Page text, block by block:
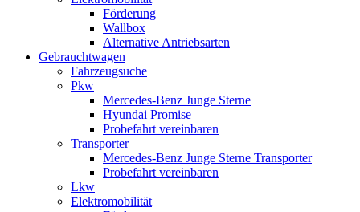
Förderung
Wallbox
Alternative Antriebsarten
Gebrauchtwagen
Fahrzeugsuche
Pkw
Mercedes-Benz Junge Sterne
Hyundai Promise
Probefahrt vereinbaren
Transporter
Mercedes-Benz Junge Sterne Transporter
Probefahrt vereinbaren
Lkw
Elektromobilität